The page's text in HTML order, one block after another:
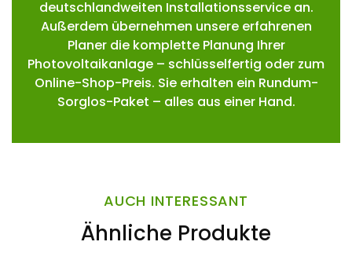
deutschlandweiten Installationsservice an.
Außerdem übernehmen unsere erfahrenen
Planer die komplette Planung Ihrer
Photovoltaikanlage – schlüsselfertig oder zum
Online-Shop-Preis. Sie erhalten ein Rundum-
Sorglos-Paket – alles aus einer Hand.
AUCH INTERESSANT
Ähnliche Produkte